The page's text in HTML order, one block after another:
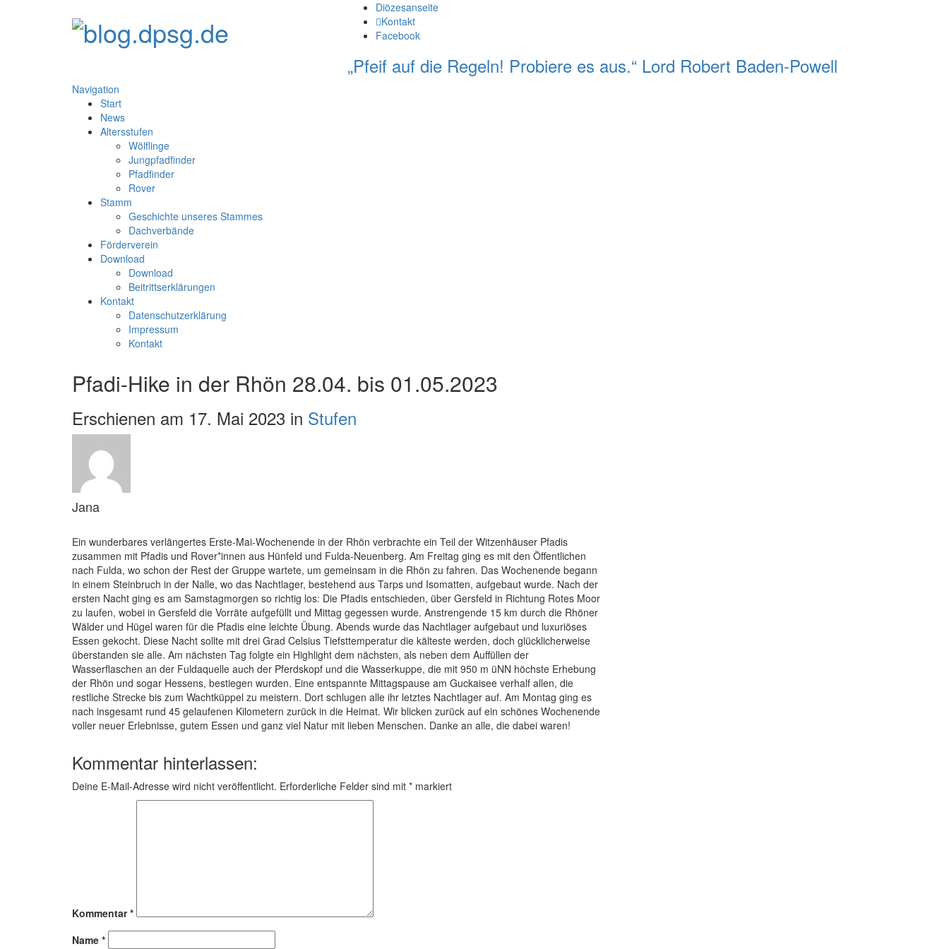
Diözesanseite
Kontakt
Facebook
„Pfeif auf die Regeln! Probiere es aus.“ Lord Robert Baden-Powell
Navigation
Start
News
Altersstufen
Wölflinge
Jungpfadfinder
Pfadfinder
Rover
Stamm
Geschichte unseres Stammes
Dachverbände
Förderverein
Download
Download
Beitrittserklärungen
Kontakt
Datenschutzerklärung
Impressum
Kontakt
Pfadi-Hike in der Rhön 28.04. bis 01.05.2023
Erschienen am 17. Mai 2023 in Stufen
Jana
Ein wunderbares verlängertes Erste-Mai-Wochenende in der Rhön verbrachte ein Teil der Witzenhäuser Pfadis
zusammen mit Pfadis und Rover*innen aus Hünfeld und Fulda-Neuenberg. Am Freitag ging es mit den Öffentlichen
nach Fulda, wo schon der Rest der Gruppe wartete, um gemeinsam in die Rhön zu fahren. Das Wochenende begann
in einem Steinbruch in der Nalle, wo das Nachtlager, bestehend aus Tarps und Isomatten, aufgebaut wurde. Nach der
ersten Nacht ging es am Samstagmorgen so richtig los: Die Pfadis entschieden, über Gersfeld in Richtung Rotes Moor
zu laufen, wobei in Gersfeld die Vorräte aufgefüllt und Mittag gegessen wurde. Anstrengende 15 km durch die Rhöner
Wälder und Hügel waren für die Pfadis eine leichte Übung. Abends wurde das Nachtlager aufgebaut und luxuriöses
Essen gekocht. Diese Nacht sollte mit drei Grad Celsius Tiefsttemperatur die kälteste werden, doch glücklicherweise
überstanden sie alle. Am nächsten Tag folgte ein Highlight dem nächsten, als neben dem Auffüllen der
Wasserflaschen an der Fuldaquelle auch der Pferdskopf und die Wasserkuppe, die mit 950 m üNN höchste Erhebung
der Rhön und sogar Hessens, bestiegen wurden. Eine entspannte Mittagspause am Guckaisee verhalf allen, die
restliche Strecke bis zum Wachtküppel zu meistern. Dort schlugen alle ihr letztes Nachtlager auf. Am Montag ging es
nach insgesamt rund 45 gelaufenen Kilometern zurück in die Heimat. Wir blicken zurück auf ein schönes Wochenende
voller neuer Erlebnisse, gutem Essen und ganz viel Natur mit lieben Menschen. Danke an alle, die dabei waren!
Kommentar hinterlassen:
Deine E-Mail-Adresse wird nicht veröffentlicht. Erforderliche Felder sind mit * markiert
Kommentar*
Name *